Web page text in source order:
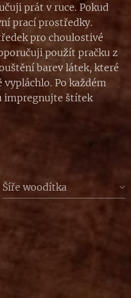
prát v ruce. Pokud
prací prostředky.
pro choulostivé
použít pračku z
barev látek, které
Po každém
impregnujte štítek
Šíře woodítka